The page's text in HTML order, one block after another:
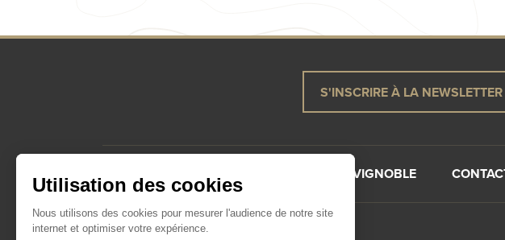
S'INSCRIRE À LA NEWSLETTER
LE VIGNOBLE
Utilisation des cookies
Nous utilisons des cookies pour mesurer l'audience de notre site
internet et optimiser votre expérience.